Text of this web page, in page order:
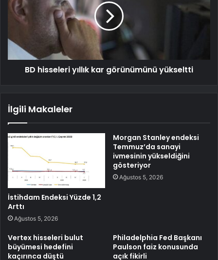
BD hisseleri yıllık kar görünümünü yükseltti
İlgili Makaleler
İstihdam Endeksi Yüzde 1,2
Arttı
Ağustos 5, 2026
Morgan Stanley endeksi
Temmuz’da sanayi
ivmesinin yükseldiğini
gösteriyor
Ağustos 5, 2026
Vertex hisseleri bulut
büyümesi hedefini
kaçırınca düştü
Philadelphia Fed Başkanı
Paulson faiz konusunda
açık fikirli